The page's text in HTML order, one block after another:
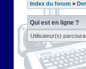
Index du forum »
Qui est en ligne ?
Utilisateur(s)